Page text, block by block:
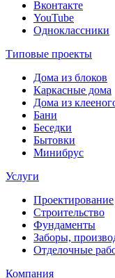
Вконтакте
YouTube
Одноклассники
Типовые проекты
Дома из блоков
Каркасные дома
Дома из
Бани
Беседки
Бытовки
Минибрус
Услуги
Проектирование
Строительство
Фундаменты
Заборы,
Отделочные
Компания